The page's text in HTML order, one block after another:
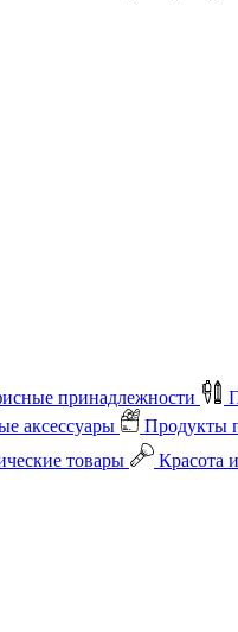
принадлежности
аксессуары Продукты
товары Красота